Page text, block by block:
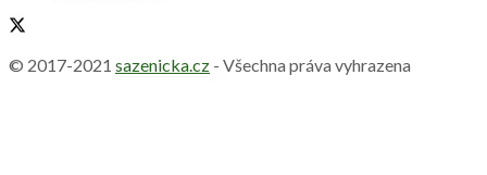
© 2017-2021 sazenicka.cz - Všechna práva vyhrazena